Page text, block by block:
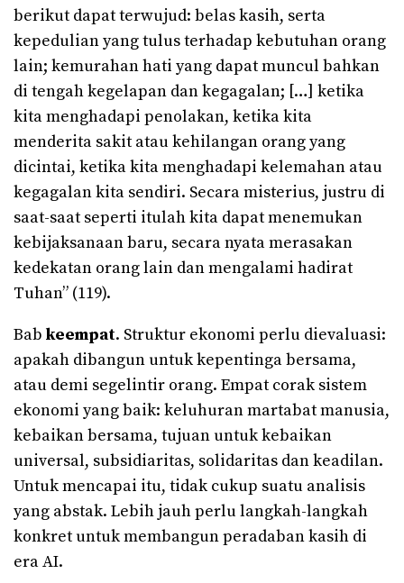
berikut dapat terwujud: belas kasih, serta
kepedulian yang tulus terhadap kebutuhan orang
lain; kemurahan hati yang dapat muncul bahkan
di tengah kegelapan dan kegagalan; […] ketika
kita menghadapi penolakan, ketika kita
menderita sakit atau kehilangan orang yang
dicintai, ketika kita menghadapi kelemahan atau
kegagalan kita sendiri. Secara misterius, justru di
saat-saat seperti itulah kita dapat menemukan
kebijaksanaan baru, secara nyata merasakan
kedekatan orang lain dan mengalami hadirat
Tuhan” (119).
Bab keempat. Struktur ekonomi perlu dievaluasi:
apakah dibangun untuk kepentinga bersama,
atau demi segelintir orang. Empat corak sistem
ekonomi yang baik: keluhuran martabat manusia,
kebaikan bersama, tujuan untuk kebaikan
universal, subsidiaritas, solidaritas dan keadilan.
Untuk mencapai itu, tidak cukup suatu analisis
yang abstak. Lebih jauh perlu langkah-langkah
konkret untuk membangun peradaban kasih di
era AI.